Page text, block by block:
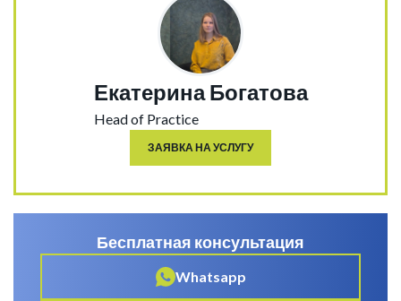
Екатерина Богатова
Head of Practice
ЗАЯВКА НА УСЛУГУ
Бесплатная консультация
Whatsapp